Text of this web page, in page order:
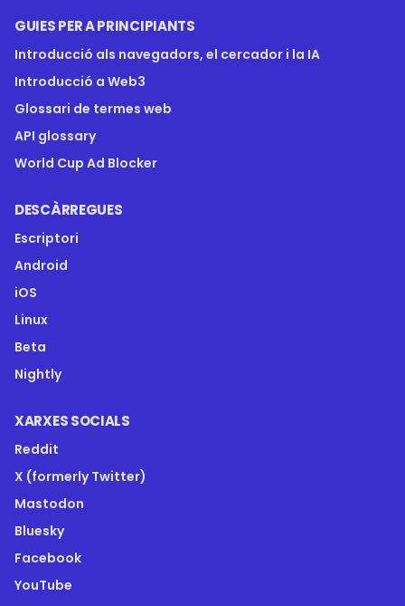
GUIES PER A PRINCIPIANTS
Introducció als navegadors, el cercador i la IA
Introducció a Web3
Glossari de termes web
API glossary
World Cup Ad Blocker
DESCÀRREGUES
Escriptori
Android
iOS
Linux
Beta
Nightly
XARXES SOCIALS
Reddit
X (formerly Twitter)
Mastodon
Bluesky
Facebook
YouTube